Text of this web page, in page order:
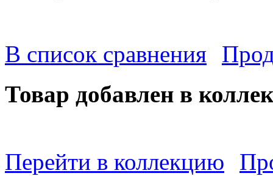
В список сравнения
Товар добавлен в
Перейти в коллекцию